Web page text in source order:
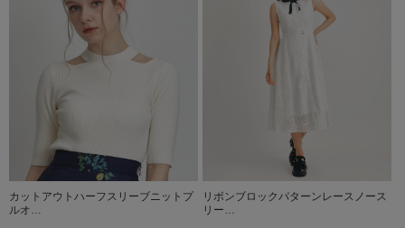
カットアウトハーフスリーブニットプ
ルオ…
リボンブロックパターンレースノース
リー…